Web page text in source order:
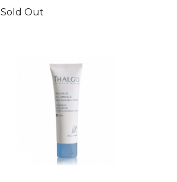
Sold Out